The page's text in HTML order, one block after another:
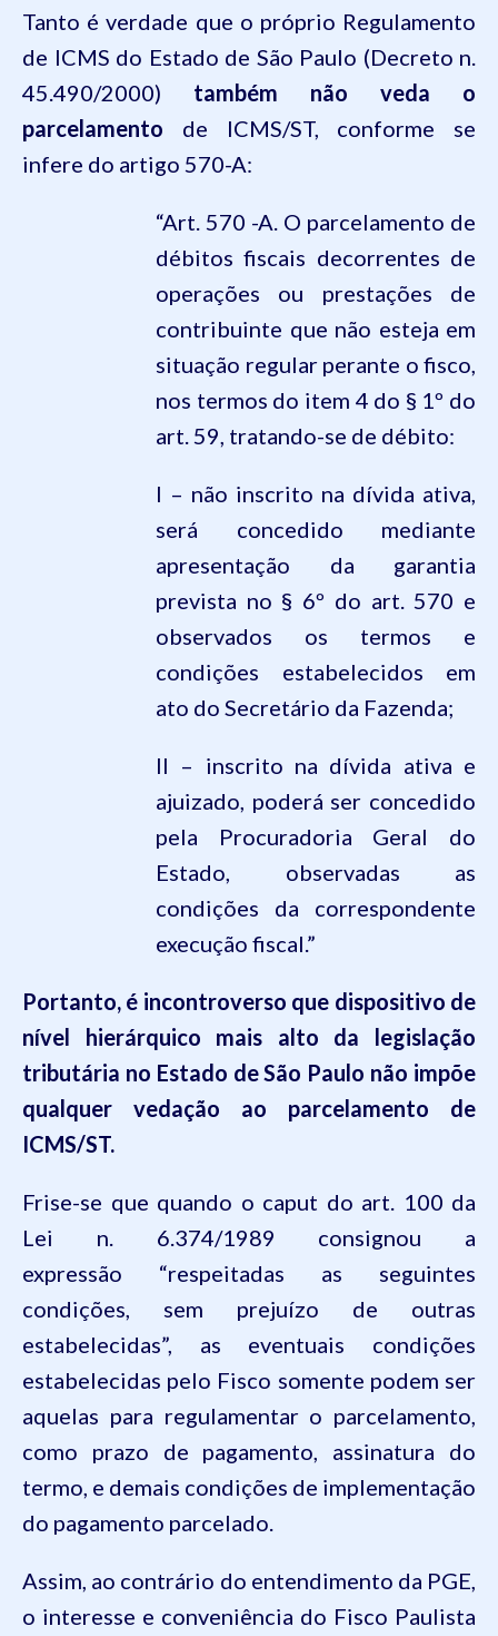
Tanto é verdade que o próprio Regulamento
de ICMS do Estado de São Paulo (Decreto n.
45.490/2000) também não veda o
parcelamento de ICMS/ST, conforme se
infere do artigo 570-A:
“Art. 570 -A. O parcelamento de
débitos fiscais decorrentes de
operações ou prestações de
contribuinte que não esteja em
situação regular perante o fisco,
nos termos do item 4 do § 1º do
art. 59, tratando-se de débito:
I – não inscrito na dívida ativa,
será concedido mediante
apresentação da garantia
prevista no § 6º do art. 570 e
observados os termos e
condições estabelecidos em
ato do Secretário da Fazenda;
II – inscrito na dívida ativa e
ajuizado, poderá ser concedido
pela Procuradoria Geral do
Estado, observadas as
condições da correspondente
execução fiscal.”
Portanto, é incontroverso que dispositivo de
nível hierárquico mais alto da legislação
tributária no Estado de São Paulo não impõe
qualquer vedação ao parcelamento de
ICMS/ST.
Frise-se que quando o caput do art. 100 da
Lei n. 6.374/1989 consignou a
expressão “respeitadas as seguintes
condições, sem prejuízo de outras
estabelecidas”, as eventuais condições
estabelecidas pelo Fisco somente podem ser
aquelas para regulamentar o parcelamento,
como prazo de pagamento, assinatura do
termo, e demais condições de implementação
do pagamento parcelado.
Assim, ao contrário do entendimento da PGE,
o interesse e conveniência do Fisco Paulista